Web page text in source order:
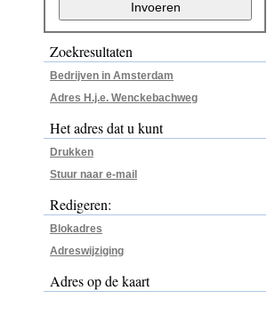
Zoekresultaten
Bedrijven in Amsterdam
Adres H.j.e. Wenckebachweg
Het adres dat u kunt
Drukken
Stuur naar e-mail
Redigeren:
Blokadres
Adreswijziging
Adres op de kaart